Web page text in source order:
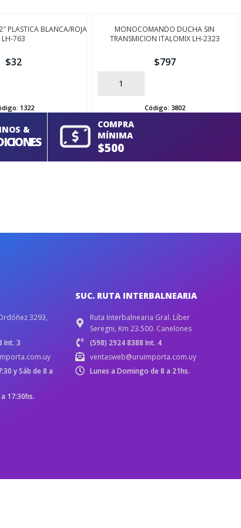
PLASTICA BLANCA/ROJA
LH-763
$32
1322
MONOCOMANDO DUCHA SIN
TRANSMICION ITALOMIX LH-2323
$797
AÑADIR
Código: 3802
&
COMPRA
MÍNIMA
$500
3293,
Int. 3
y Sáb de 8 a
17:30hs.
SUC. RUTA INTERBALNEARIA
Ruta Interbalnearia Gral. Líber
Seregni, Km 23.500. Canelones
(598) 2924 8388 Int. 4
ventasweb@uruimporta.com.uy
Lunes a Domingo de 8 a 21hs.